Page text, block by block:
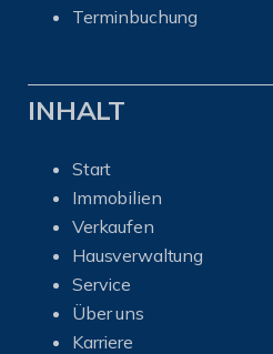
Terminbuchung
INHALT
Start
Immobilien
Verkaufen
Hausverwaltung
Service
Über uns
Karriere